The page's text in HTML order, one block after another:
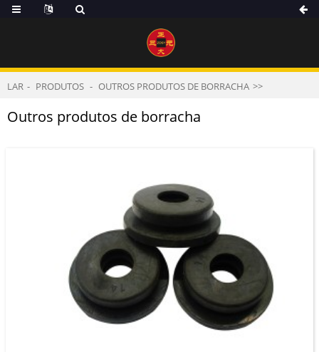
LAR PRODUTOS OUTROS PRODUTOS DE BORRACHA
Outros produtos de borracha